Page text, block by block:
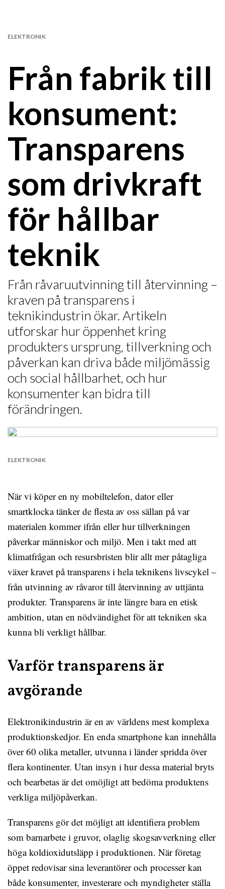
Från fabrik till
konsument:
Transparens
som drivkraft
för hållbar
teknik
ELEKTRONIK
Från råvaruutvinning till återvinning –
kraven på transparens i
teknikindustrin ökar. Artikeln
utforskar hur öppenhet kring
produkters ursprung, tillverkning och
påverkan kan driva både miljömässig
och social hållbarhet, och hur
konsumenter kan bidra till
förändringen.
ELEKTRONIK
När vi köper en ny mobiltelefon, dator eller
smartklocka tänker de flesta av oss sällan på var
materialen kommer ifrån eller hur tillverkningen
påverkar människor och miljö. Men i takt med att
klimatfrågan och resursbristen blir allt mer påtagliga
växer kravet på transparens i hela teknikens livscykel –
från utvinning av råvaror till återvinning av uttjänta
produkter. Transparens är inte längre bara en etisk
ambition, utan en nödvändighet för att tekniken ska
kunna bli verkligt hållbar.
Varför transparens är
avgörande
Elektronikindustrin är en av världens mest komplexa
produktionskedjor. En enda smartphone kan innehålla
över 60 olika metaller, utvunna i länder spridda över
flera kontinenter. Utan insyn i hur dessa material bryts
och bearbetas är det omöjligt att bedöma produktens
verkliga miljöpåverkan.
Transparens gör det möjligt att identifiera problem
som barnarbete i gruvor, olaglig skogsavverkning eller
höga koldioxidutsläpp i produktionen. När företag
öppet redovisar sina leverantörer och processer kan
både konsumenter, investerare och myndigheter ställa